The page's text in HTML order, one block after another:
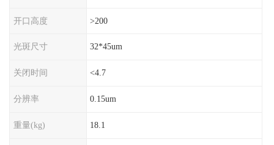
开口高度 >200
光斑尺寸 32*45um
关闭时间 <4.7
分辨率 0.15um
重量(kg) 18.1